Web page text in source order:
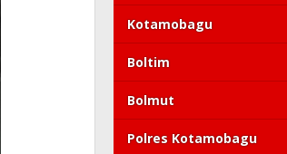
Kotamobagu
Boltim
Bolmut
Polres Kotamobagu